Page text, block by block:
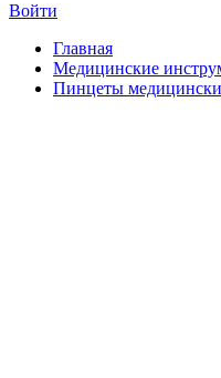
Войти
Главная
Медицинские
Пинцеты